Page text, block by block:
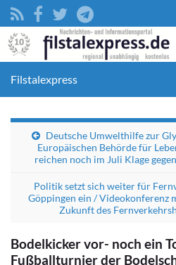
Filstalexpress
Deutsche Umwelthilfe zur
Europäischen Behörde für
reichen noch im Juli Klage
Politik setzt sich weiter für
Göppingen ein / Videokonferenz
Zukunft des
Bodelkicker vor- noch ein
Fußballturnier der